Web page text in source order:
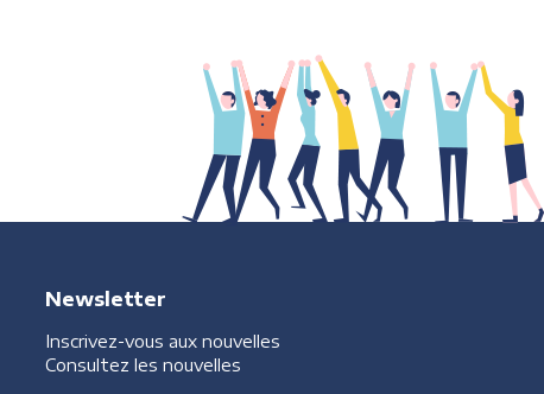
Newsletter
Inscrivez-vous aux nouvelles
Consultez les nouvelles